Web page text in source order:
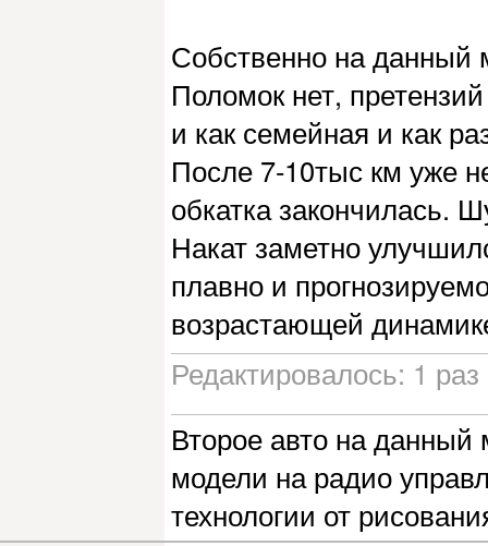
Собственно на данный
Поломок нет,
и как семейная и как
После 7-10тыс км уже
обкатка закончилась.
Накат заметно
плавно и
возрастающей
Редактировалось: 1
Второе авто на
модели на радио
технологии от